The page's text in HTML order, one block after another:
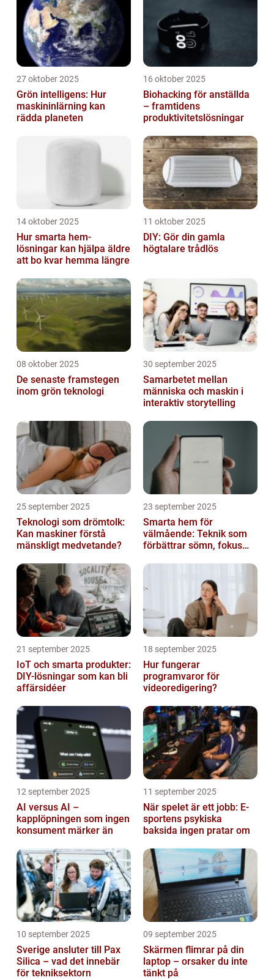
27 oktober 2025
Grön intelligens: Hur
maskininlärning kan
rädda planeten
16 oktober 2025
Biohacking för anställda
– framtidens
produktivitetslösningar
14 oktober 2025
Hur smarta hem-
lösningar kan hjälpa äldre
att bo kvar hemma längre
11 oktober 2025
DIY: Gör din gamla
högtalare trådlös
08 oktober 2025
De senaste framstegen
inom grön teknologi
30 september 2025
Samarbetet mellan
människa och maskin i
interaktiv storytelling
25 september 2025
Teknologi som drömtolk:
Kan maskiner förstå
mänskligt medvetande?
23 september 2025
Smarta hem för
välmående: Teknik som
förbättrar sömn, fokus
21 september 2025
IoT och smarta produkter:
DIY-lösningar som kan bli
affärsidéer
18 september 2025
Hur fungerar
programvaror för
videoredigering?
12 september 2025
AI versus AI –
kapplöpningen som ingen
konsument märker än
11 september 2025
När spelet är ett jobb: E-
sportens psykiska
baksida ingen pratar om
10 september 2025
Sverige ansluter till Pax
Silica – vad det innebär
för tekniksektorn
09 september 2025
Skärmen flimrar på din
laptop – orsaker du inte
tänkt på